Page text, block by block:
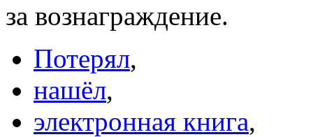
за вознаграждение.
Потерял,
нашёл,
электронная книга,